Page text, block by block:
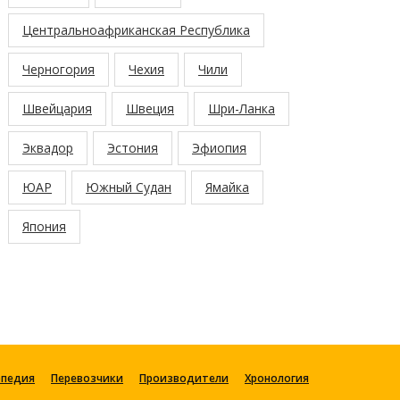
Центральноафриканская Республика
Черногория Чехия Чили
Швейцария Швеция Шри-Ланка
Эквадор Эстония Эфиопия
ЮАР Южный Судан Ямайка
Япония
Перевозчики Производители Хронология